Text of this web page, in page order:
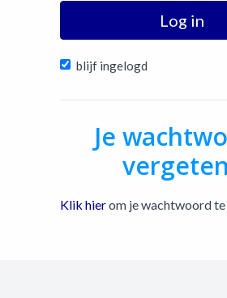
Log in
blijf ingelogd
Je
Klik hierom je wachtwoord